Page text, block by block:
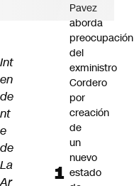
Int
en
de
nt
e
de
La
Ar
Pavez
aborda
preocupación
del
exministro
Cordero
por
creación
de
un
nuevo
estado